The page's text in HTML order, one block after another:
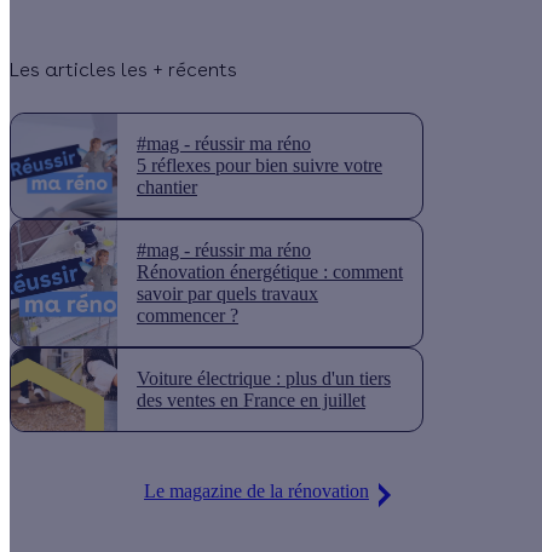
Les articles les + récents
#mag - réussir ma réno
5 réflexes pour bien suivre votre
chantier
#mag - réussir ma réno
Rénovation énergétique : comment
savoir par quels travaux
commencer ?
Voiture électrique : plus d'un tiers
des ventes en France en juillet
Le magazine de la rénovation